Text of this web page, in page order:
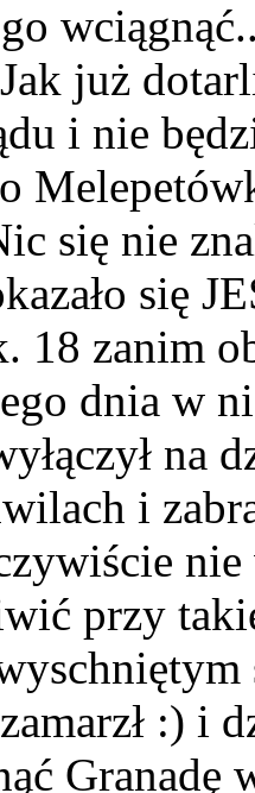
już
i nie
się nie
się
18 zanim
dnia w
na
i
przy
:) i
Granadę